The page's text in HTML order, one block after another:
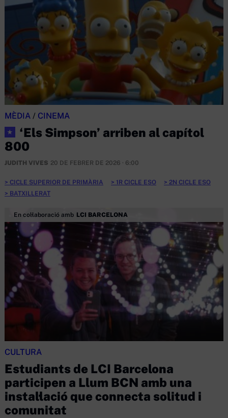
MÈDIA / CINEMA
★
‘Els Simpson’ arriben al capítol
800
JUDITH VIVES 20 DE FEBRER DE 2026 · 6:00
CICLE SUPERIOR DE PRIMÀRIA 1R CICLE ESO
2N CICLE ESO
BATXILLERAT
En col·laboració amb LCI BARCELONA
CULTURA
Estudiants de LCI Barcelona
participen a Llum BCN amb una
instal·lació que connecta solitud i
comunitat